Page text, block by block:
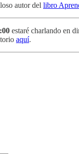
autor del libro
estaré charlando en
aquí.